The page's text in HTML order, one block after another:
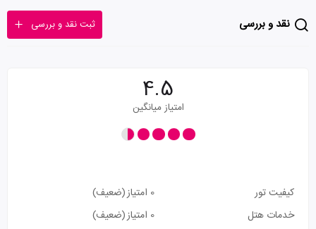
نقد و بررسی ثبت نقد و بررسی
4.5
امتیاز میانگین
کیفیت تور 0 امتیاز
(ضعیف)
خدمات هتل
0 امتیاز
(ضعیف)